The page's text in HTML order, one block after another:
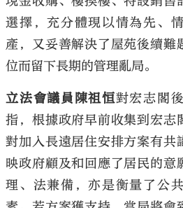
選擇，充分體現以情為先、
產，又妥善解決了屋苑後續難
位而留下長期的管理亂局。
立法會議員陳祖恒對宏志閣
指，根據政府早前收集到宏志
對加入長遠居住安排方案有共
映政府顧及和回應了居民的意
理、法兼備，亦是衡量了公